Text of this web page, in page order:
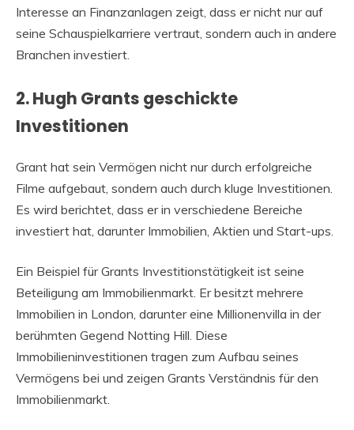
Interesse an Finanzanlagen zeigt, dass er nicht nur auf
seine Schauspielkarriere vertraut, sondern auch in andere
Branchen investiert.
2. Hugh Grants geschickte
Investitionen
Grant hat sein Vermögen nicht nur durch erfolgreiche
Filme aufgebaut, sondern auch durch kluge Investitionen.
Es wird berichtet, dass er in verschiedene Bereiche
investiert hat, darunter Immobilien, Aktien und Start-ups.
Ein Beispiel für Grants Investitionstätigkeit ist seine
Beteiligung am Immobilienmarkt. Er besitzt mehrere
Immobilien in London, darunter eine Millionenvilla in der
berühmten Gegend Notting Hill. Diese
Immobilieninvestitionen tragen zum Aufbau seines
Vermögens bei und zeigen Grants Verständnis für den
Immobilienmarkt.